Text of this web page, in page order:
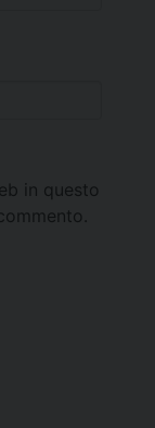
in questo